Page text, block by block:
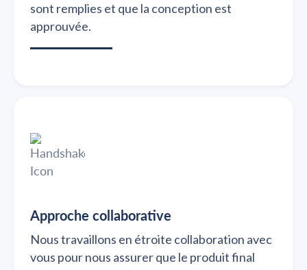
sont remplies et que la conception est
approuvée.
Approche collaborative
Nous travaillons en étroite collaboration avec
vous pour nous assurer que le produit final